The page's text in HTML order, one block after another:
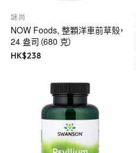
謎尚
NOW Foods, 整顆洋車前草殼，
24 盎司（680 克）
HK$238